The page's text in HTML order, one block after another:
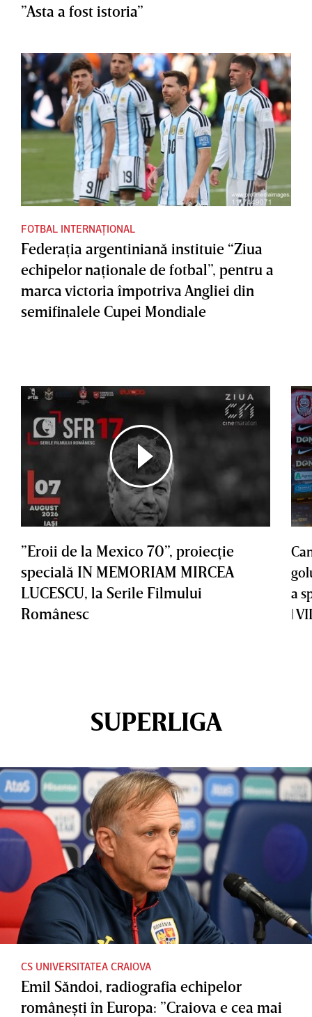
”Asta a fost istoria”
FOTBAL INTERNAȚIONAL
Federaţia argentiniană instituie “Ziua
echipelor naţionale de fotbal”, pentru a
marca victoria împotriva Angliei din
semifinalele Cupei Mondiale
”Eroii de la Mexico 70”, proiecţie
specială IN MEMORIAM MIRCEA
LUCESCU, la Serile Filmului
Românesc
a
|
SUPERLIGA
CS UNIVERSITATEA CRAIOVA
Emil Săndoi, radiografia echipelor
româneşti în Europa: ”Craiova e cea mai